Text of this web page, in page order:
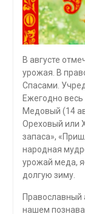
В августе
урожая. В
Спасами.
Ежегодно
Медовый (14
Ореховый или
запаса»,
народная
урожай меда,
долгую зиму.
Православный
нашем